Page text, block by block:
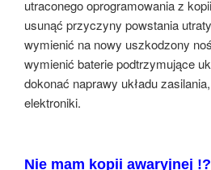
utraconego oprogramowania z
usunąć przyczyny powstania
wymienić na nowy uszkodzony
wymienić baterie podtrzymujące
dokonać naprawy układu
elektroniki.
Nie mam kopii awaryjnej